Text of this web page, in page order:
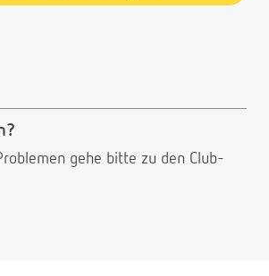
gehe bitte zu den Club-